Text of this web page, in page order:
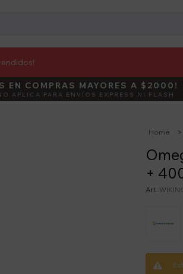
DEBUT ACTIVÁ
EN COMPRAS MAYORES A $2000!
APLICA PARA ENVÍOS EXPRESS NI FLASH
Home
+